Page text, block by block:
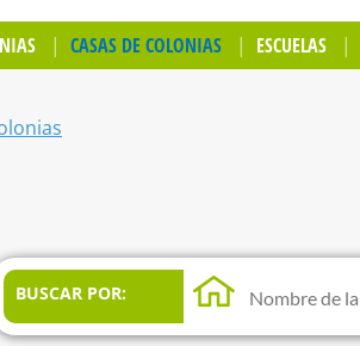
CASAS DE COLONIAS ESCUELAS
BUSCAR POR: